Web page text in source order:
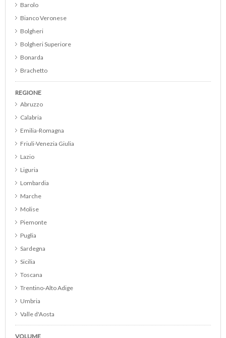
Barolo
Bianco Veronese
Bolgheri
Bolgheri Superiore
Bonarda
Brachetto
Brunello di Montalcino
Cabernet
Cabernet Sauvignon
Cerasuolo d Abruzzo DOC
Chianti Classico Riserva
Curtefranca DOC
REGIONE
Abruzzo
Calabria
Emilia-Romagna
Friuli-Venezia Giulia
Lazio
Liguria
Lombardia
Marche
Molise
Piemonte
Puglia
Sardegna
Sicilia
Toscana
Trentino-Alto Adige
Umbria
Valle d'Aosta
Veneto
VOLUME